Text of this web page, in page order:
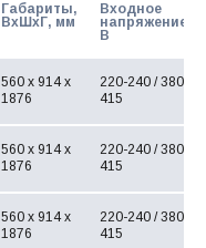
Габариты,
ВхШхГ, мм
Входное
напряжение,
В
560 x 914 x
1876
220-240 / 380-
415
560 x 914 x
1876
220-240 / 380-
415
560 x 914 x
1876
220-240 / 380-
415